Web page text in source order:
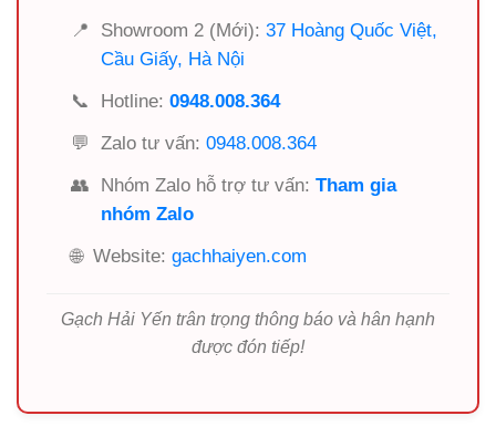
📍
Showroom 2 (Mới): 37 Hoàng Quốc Việt,
Cầu Giấy, Hà Nội
📞
Hotline: 0948.008.364
💬
Zalo tư vấn: 0948.008.364
👥
Nhóm Zalo hỗ trợ tư vấn: Tham gia
nhóm Zalo
🌐 Website: gachhaiyen.com
Gạch Hải Yến trân trọng thông báo và hân hạnh
được đón tiếp!